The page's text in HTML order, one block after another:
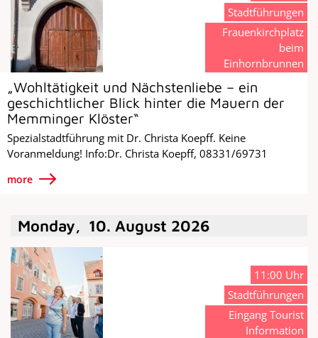
„Wohltätigkeit und Nächstenliebe – ein
geschichtlicher Blick hinter die Mauern der
Memminger Klöster“
Spezialstadtführung mit Dr. Christa Koepff. Keine
Voranmeldung! Info:Dr. Christa Koepff, 08331/69731
more
Stadtführungen
Frauenkirchplatz
beim
Einhornbrunnen
Monday, 10. August 2026
11:00 Uhr
Stadtführungen
Eingang Tourist
Information